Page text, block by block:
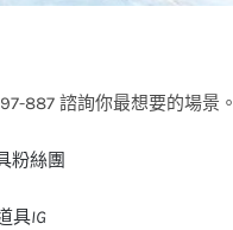
887 諮詢你最想要的場景。
粉絲團
具IG